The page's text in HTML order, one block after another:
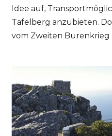
Idee auf,
Tafelberg anzubieten.
vom Zweiten